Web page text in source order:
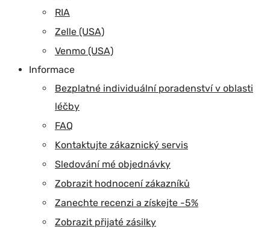
RIA
Zelle (USA)
Venmo (USA)
Informace
Bezplatné individuální poradenství v oblasti
léčby
FAQ
Kontaktujte zákaznický servis
Sledování mé objednávky
Zobrazit hodnocení zákazníků
Zanechte recenzi a získejte -5%
Zobrazit přijaté zásilky